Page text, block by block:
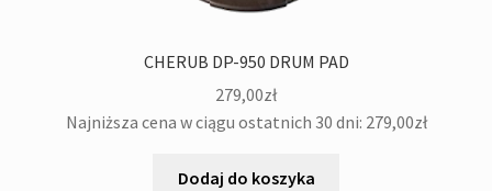
CHERUB DP-950 DRUM PAD
279,00zł
Najniższa cena w ciągu ostatnich 30 dni: 279,00zł
Dodaj do koszyka